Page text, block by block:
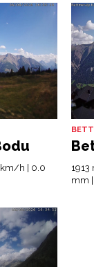
km/h | 0.0
1913
mm